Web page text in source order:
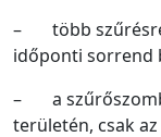
– több szűrésre
időponti sorrend
– a
területén, csak